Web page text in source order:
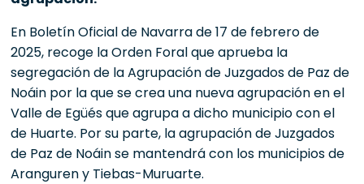
En Boletín Oficial de Navarra de 17 de febrero de
2025, recoge la Orden Foral que aprueba la
segregación de la Agrupación de Juzgados de Paz de
Noáin por la que se crea una nueva agrupación en el
Valle de Egüés que agrupa a dicho municipio con el
de Huarte. Por su parte, la agrupación de Juzgados
de Paz de Noáin se mantendrá con los municipios de
Aranguren y Tiebas-Muruarte.